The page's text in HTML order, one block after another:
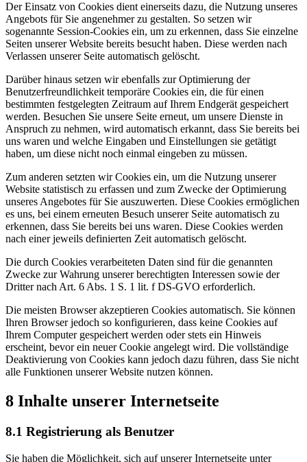
Der Einsatz von Cookies dient einerseits dazu, die Nutzung unseres
Angebots für Sie angenehmer zu gestalten. So setzen wir
sogenannte Session-Cookies ein, um zu erkennen, dass Sie einzelne
Seiten unserer Website bereits besucht haben. Diese werden nach
Verlassen unserer Seite automatisch gelöscht.
Darüber hinaus setzen wir ebenfalls zur Optimierung der
Benutzerfreundlichkeit temporäre Cookies ein, die für einen
bestimmten festgelegten Zeitraum auf Ihrem Endgerät gespeichert
werden. Besuchen Sie unsere Seite erneut, um unsere Dienste in
Anspruch zu nehmen, wird automatisch erkannt, dass Sie bereits bei
uns waren und welche Eingaben und Einstellungen sie getätigt
haben, um diese nicht noch einmal eingeben zu müssen.
Zum anderen setzten wir Cookies ein, um die Nutzung unserer
Website statistisch zu erfassen und zum Zwecke der Optimierung
unseres Angebotes für Sie auszuwerten. Diese Cookies ermöglichen
es uns, bei einem erneuten Besuch unserer Seite automatisch zu
erkennen, dass Sie bereits bei uns waren. Diese Cookies werden
nach einer jeweils definierten Zeit automatisch gelöscht.
Die durch Cookies verarbeiteten Daten sind für die genannten
Zwecke zur Wahrung unserer berechtigten Interessen sowie der
Dritter nach Art. 6 Abs. 1 S. 1 lit. f DS-GVO erforderlich.
Die meisten Browser akzeptieren Cookies automatisch. Sie können
Ihren Browser jedoch so konfigurieren, dass keine Cookies auf
Ihrem Computer gespeichert werden oder stets ein Hinweis
erscheint, bevor ein neuer Cookie angelegt wird. Die vollständige
Deaktivierung von Cookies kann jedoch dazu führen, dass Sie nicht
alle Funktionen unserer Website nutzen können.
8 Inhalte unserer Internetseite
8.1 Registrierung als Benutzer
Sie haben die Möglichkeit, sich auf unserer Internetseite unter